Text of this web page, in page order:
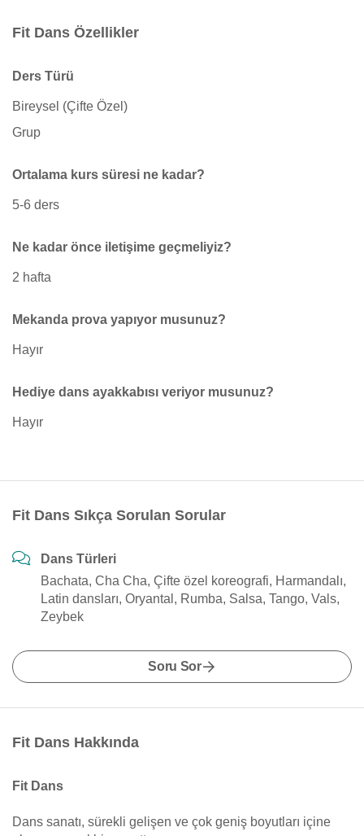
Fit Dans Özellikler
Ders Türü
Bireysel (Çifte Özel)
Grup
Ortalama kurs süresi ne kadar?
5-6 ders
Ne kadar önce iletişime geçmeliyiz?
2 hafta
Mekanda prova yapıyor musunuz?
Hayır
Hediye dans ayakkabısı veriyor musunuz?
Hayır
Fit Dans Sıkça Sorulan Sorular
Dans Türleri
Bachata, Cha Cha, Çifte özel koreografi, Harmandalı,
Latin dansları, Oryantal, Rumba, Salsa, Tango, Vals,
Zeybek
Soru Sor
Fit Dans Hakkında
Fit Dans
Dans sanatı, sürekli gelişen ve çok geniş boyutları içine